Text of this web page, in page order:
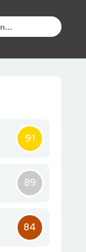
91
89
84